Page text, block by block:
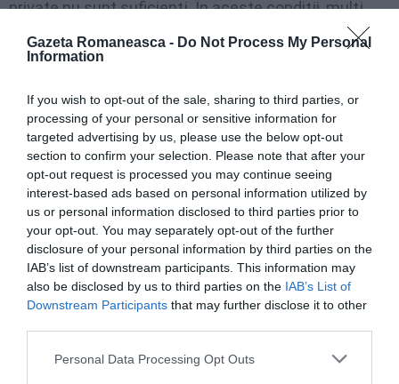
Gazeta Romaneasca - Do Not Process My Personal
Information
If you wish to opt-out of the sale, sharing to third parties, or
processing of your personal or sensitive information for
targeted advertising by us, please use the below opt-out
section to confirm your selection. Please note that after your
opt-out request is processed you may continue seeing
interest-based ads based on personal information utilized by
us or personal information disclosed to third parties prior to
your opt-out. You may separately opt-out of the further
disclosure of your personal information by third parties on the
IAB’s list of downstream participants. This information may
also be disclosed by us to third parties on the IAB’s List of
Downstream Participants that may further disclose it to other
Personal Data Processing Opt Outs
private nu sunt suficienţi. În aceste condiţii, mulţi
dintre cei care vor ajunge la vârsta de pensionare vor
fi nevoiţi să rămână în câmpul muncii.
400.000 de români se gândesc cu teamă la acel
moment. Este vorba de generaţia decreţeilor. Adică,
persoane născute în perioada 1966-1971. Calculele
arată că un angajat care se pensioneaza în 2031 va
primi lunar, doar un sfert din salariul mediu brut.
Asta înseamnă că, la un salariu mediu de 3.000 de lei
pentru întreaga perioadă de cotizare, pensia nu va
depăşi 750. Un an mai târziu, procentul creşte la 34 la
sută, o dată cu activarea pensiilor administrate
private. Chiar şi aşa, venitul abia va depăşi o mie de